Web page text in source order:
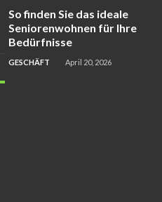
So finden Sie das ideale
Seniorenwohnen für Ihre
Bedürfnisse
GESCHÄFT April 20, 2026